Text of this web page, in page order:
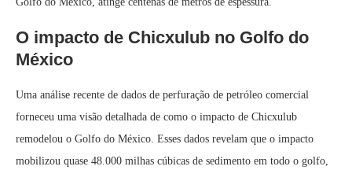
O impacto de Chicxulub no Golfo do
México
Uma análise recente de dados de perfuração de petróleo comercial
forneceu uma visão detalhada de como o impacto de Chicxulub
remodelou o Golfo do México. Esses dados revelam que o impacto
mobilizou quase 48.000 milhas cúbicas de sedimento em todo o golfo,